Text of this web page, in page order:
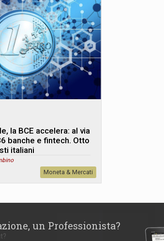
la BCE accelera: al via
banche e fintech. Otto
italiani
Moneta & Mercati
un Professionista?